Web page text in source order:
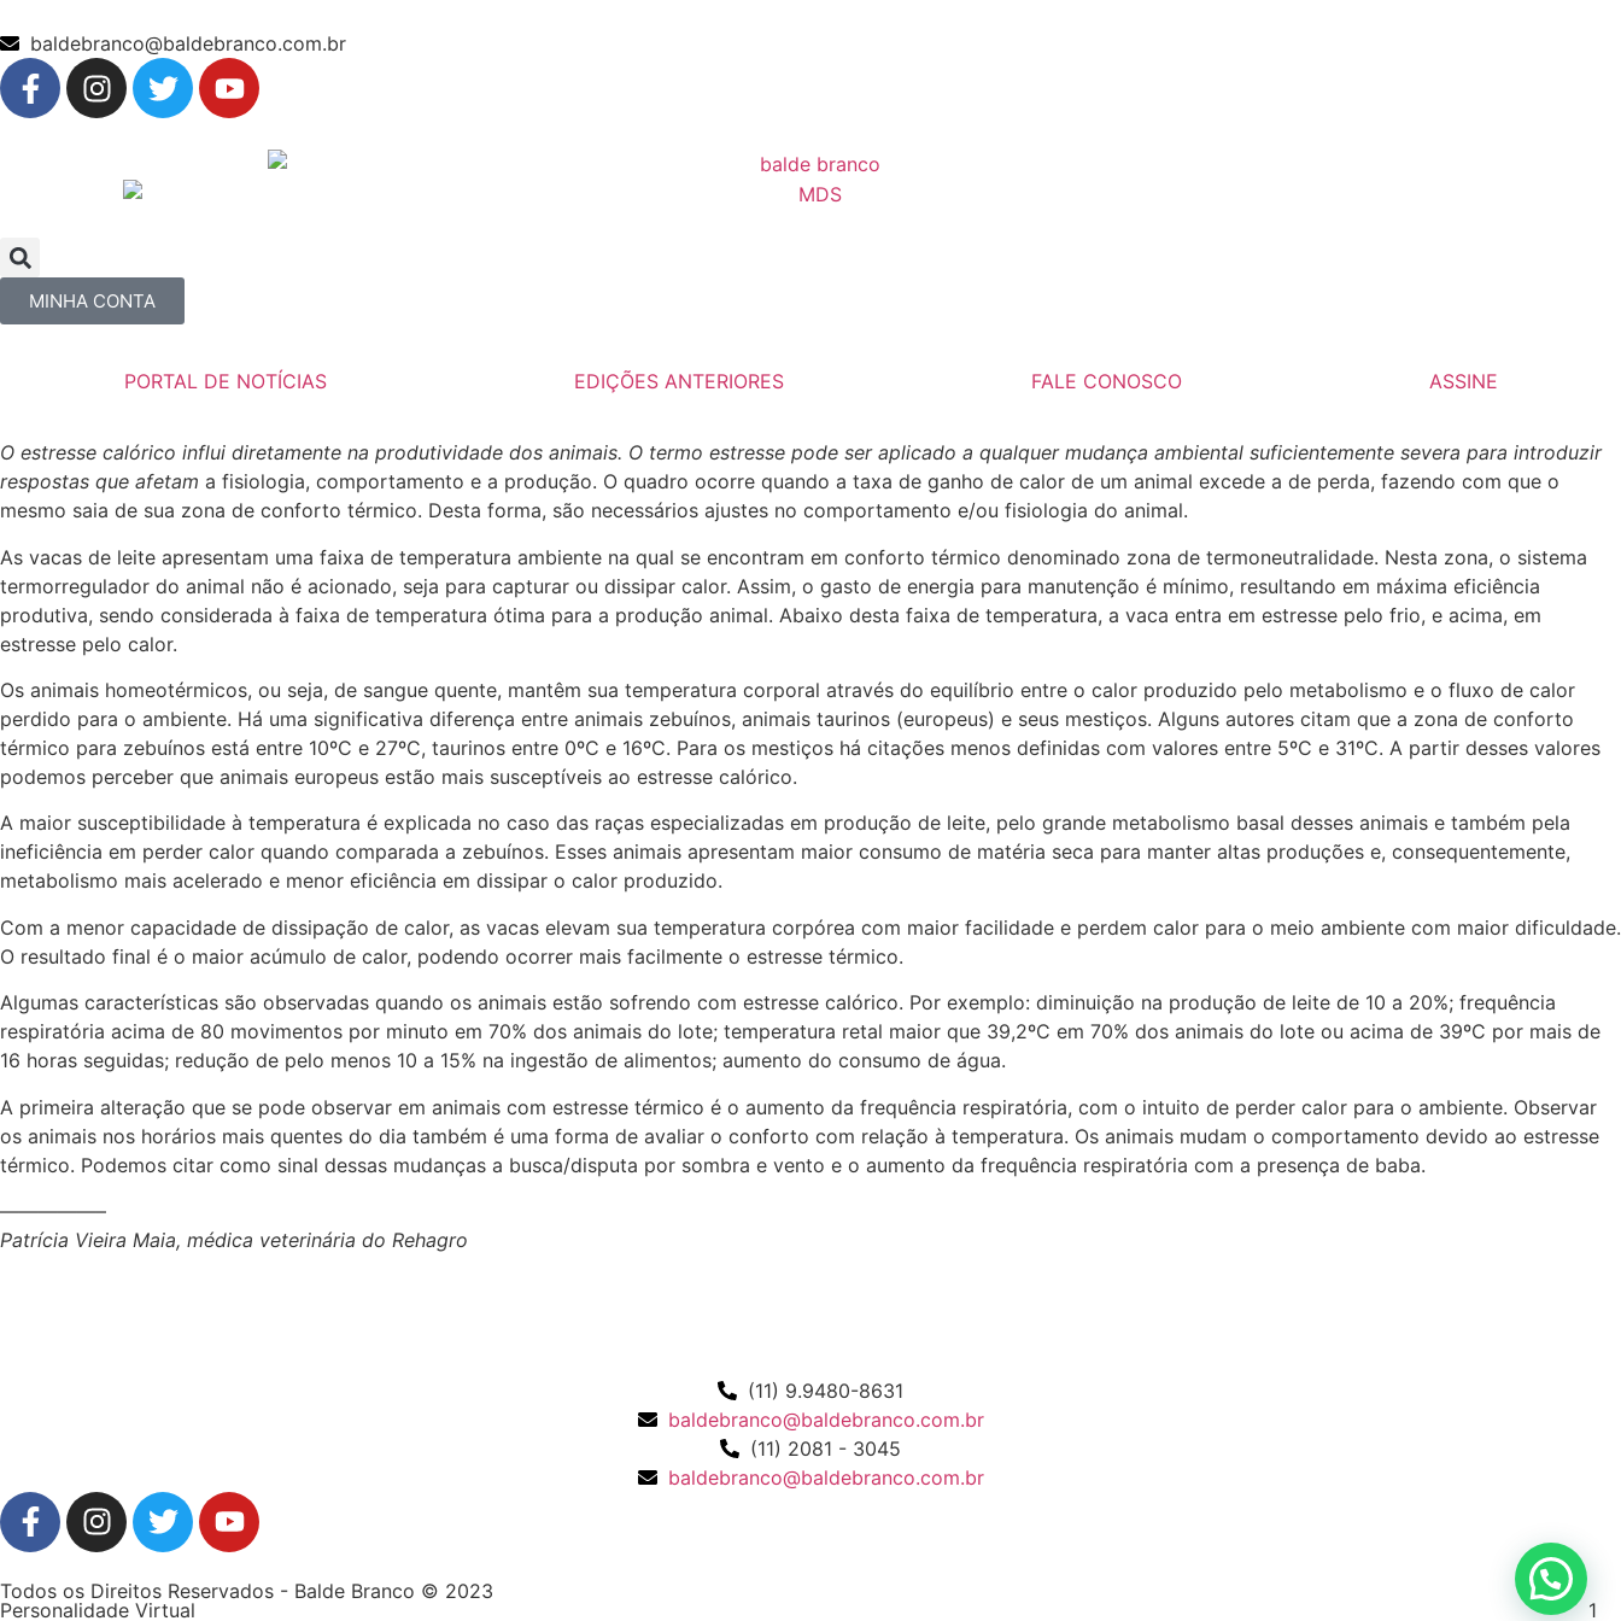
baldebranco@baldebranco.com.br
MINHA CONTA
PORTAL DE NOTÍCIAS EDIÇÕES ANTERIORES FALE CONOSCO ASSINE
O estresse calórico influi diretamente na produtividade dos animais. O termo estresse pode ser aplicado a qualquer mudança ambiental suficientemente severa para introduzir
respostas que afetam a fisiologia, comportamento e a produção. O quadro ocorre quando a taxa de ganho de calor de um animal excede a de perda, fazendo com que o
mesmo saia de sua zona de conforto térmico. Desta forma, são necessários ajustes no comportamento e/ou fisiologia do animal.
As vacas de leite apresentam uma faixa de temperatura ambiente na qual se encontram em conforto térmico denominado zona de termoneutralidade. Nesta zona, o sistema
termorregulador do animal não é acionado, seja para capturar ou dissipar calor. Assim, o gasto de energia para manutenção é mínimo, resultando em máxima eficiência
produtiva, sendo considerada à faixa de temperatura ótima para a produção animal. Abaixo desta faixa de temperatura, a vaca entra em estresse pelo frio, e acima, em
estresse pelo calor.
Os animais homeotérmicos, ou seja, de sangue quente, mantêm sua temperatura corporal através do equilíbrio entre o calor produzido pelo metabolismo e o fluxo de calor
perdido para o ambiente. Há uma significativa diferença entre animais zebuínos, animais taurinos (europeus) e seus mestiços. Alguns autores citam que a zona de conforto
térmico para zebuínos está entre 10ºC e 27ºC, taurinos entre 0ºC e 16ºC. Para os mestiços há citações menos definidas com valores entre 5ºC e 31ºC. A partir desses valores
podemos perceber que animais europeus estão mais susceptíveis ao estresse calórico.
A maior susceptibilidade à temperatura é explicada no caso das raças especializadas em produção de leite, pelo grande metabolismo basal desses animais e também pela
ineficiência em perder calor quando comparada a zebuínos. Esses animais apresentam maior consumo de matéria seca para manter altas produções e, consequentemente,
metabolismo mais acelerado e menor eficiência em dissipar o calor produzido.
Com a menor capacidade de dissipação de calor, as vacas elevam sua temperatura corpórea com maior facilidade e perdem calor para o meio ambiente com maior dificuldade.
O resultado final é o maior acúmulo de calor, podendo ocorrer mais facilmente o estresse térmico.
Algumas características são observadas quando os animais estão sofrendo com estresse calórico. Por exemplo: diminuição na produção de leite de 10 a 20%; frequência
respiratória acima de 80 movimentos por minuto em 70% dos animais do lote; temperatura retal maior que 39,2ºC em 70% dos animais do lote ou acima de 39ºC por mais de
16 horas seguidas; redução de pelo menos 10 a 15% na ingestão de alimentos; aumento do consumo de água.
A primeira alteração que se pode observar em animais com estresse térmico é o aumento da frequência respiratória, com o intuito de perder calor para o ambiente. Observar
os animais nos horários mais quentes do dia também é uma forma de avaliar o conforto com relação à temperatura. Os animais mudam o comportamento devido ao estresse
térmico. Podemos citar como sinal dessas mudanças a busca/disputa por sombra e vento e o aumento da frequência respiratória com a presença de baba.
—————–
Patrícia Vieira Maia, médica veterinária do Rehagro
(11) 9.9480-8631
baldebranco@baldebranco.com.br
(11) 2081 - 3045
baldebranco@baldebranco.com.br
Todos os Direitos Reservados - Balde Branco © 2023
Personalidade Virtual
1